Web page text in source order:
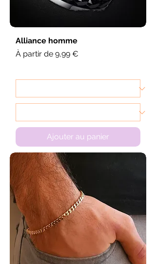
Alliance homme
À partir de 9,99 €
Prix promotionnel
Ajouter au panier